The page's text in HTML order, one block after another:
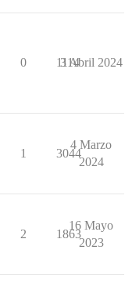
0 1114
3 Abril 2024
1 3044
4 Marzo
2024
2 1863
16 Mayo
2023